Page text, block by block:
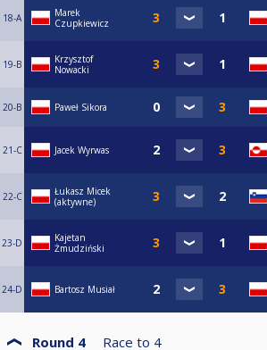
18-A
Marek
Czupkiewicz
19-B
Krzysztof
Nowacki
20-B Paweł Sikora
21-C Jacek Wyrwas
22-C
Łukasz Micek
(aktywne)
23-D
Kajetan
Żmudziński
24-D Bartosz Musiał
Round 4 Race to 4